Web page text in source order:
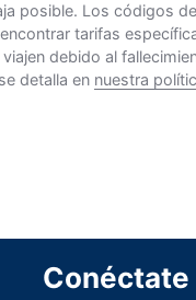
posible. Los códigos
tarifas
debido al
detalla en nuestra
Conéctate